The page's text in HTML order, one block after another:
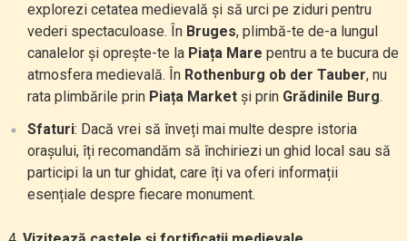
explorezi cetatea medievală și să urci pe ziduri pentru
vederi spectaculoase. În Bruges, plimbă-te de-a lungul
canalelor și oprește-te la Piața Mare pentru a te bucura de
atmosfera medievală. În Rothenburg ob der Tauber, nu
rata plimbările prin Piața Marketși prin Grădinile Burg.
Sfaturi: Dacă vrei să înveți mai multe despre istoria
orașului, îți recomandăm să închiriezi un ghid local sau să
participi la un tur ghidat, care îți va oferi informații
esențiale despre fiecare monument.